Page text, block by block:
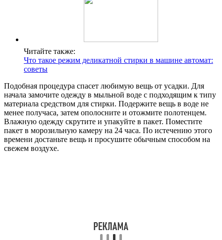
Читайте также:
Что такое режим деликатной стирки в машине автомат:
советы
Подобная процедура спасет любимую вещь от усадки. Для
начала замочите одежду в мыльной воде с подходящим к типу
материала средством для стирки. Подержите вещь в воде не
менее получаса, затем ополосните и отожмите полотенцем.
Влажную одежду скрутите и упакуйте в пакет. Поместите
пакет в морозильную камеру на 24 часа. По истечению этого
времени достаньте вещь и просушите обычным способом на
свежем воздухе.